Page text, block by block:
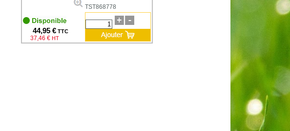
44,95 € TTC
37,46 € HT
TST868778